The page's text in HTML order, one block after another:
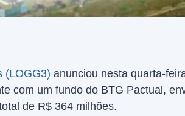
(LOGG3) anunciou nesta quarta-
com um fundo do BTG Pactual,
de R$ 364 milhões.